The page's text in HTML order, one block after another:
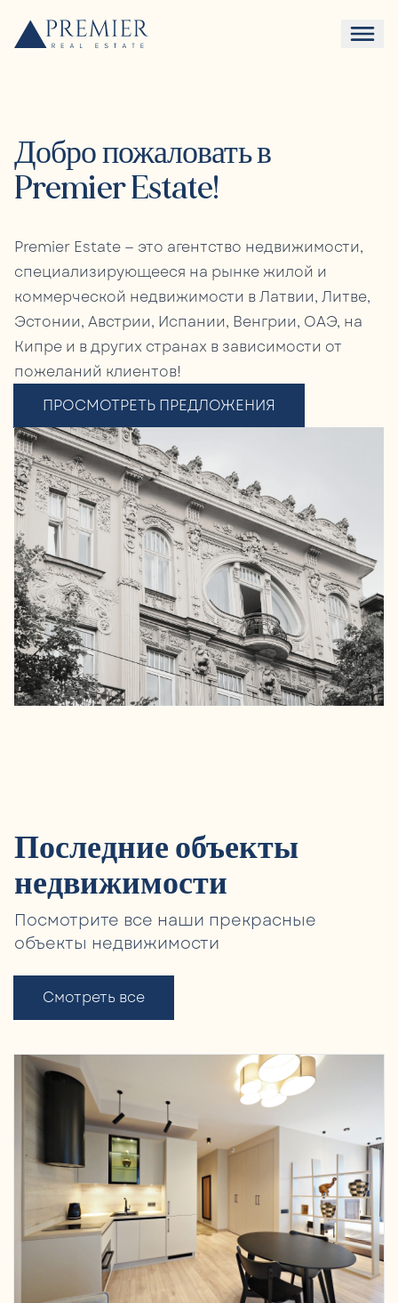
Добро пожаловать в
Premier Estate!
Premier Estate — это агентство недвижимости,
специализирующееся на рынке жилой и
коммерческой недвижимости в Латвии, Литве,
Эстонии, Австрии, Испании, Венгрии, ОАЭ, на
Кипре и в других странах в зависимости от
пожеланий клиентов!
ПРОСМОТРЕТЬ ПРЕДЛОЖЕНИЯ
Последние объекты
недвижимости
Посмотрите все наши прекрасные
объекты недвижимости
Смотреть все